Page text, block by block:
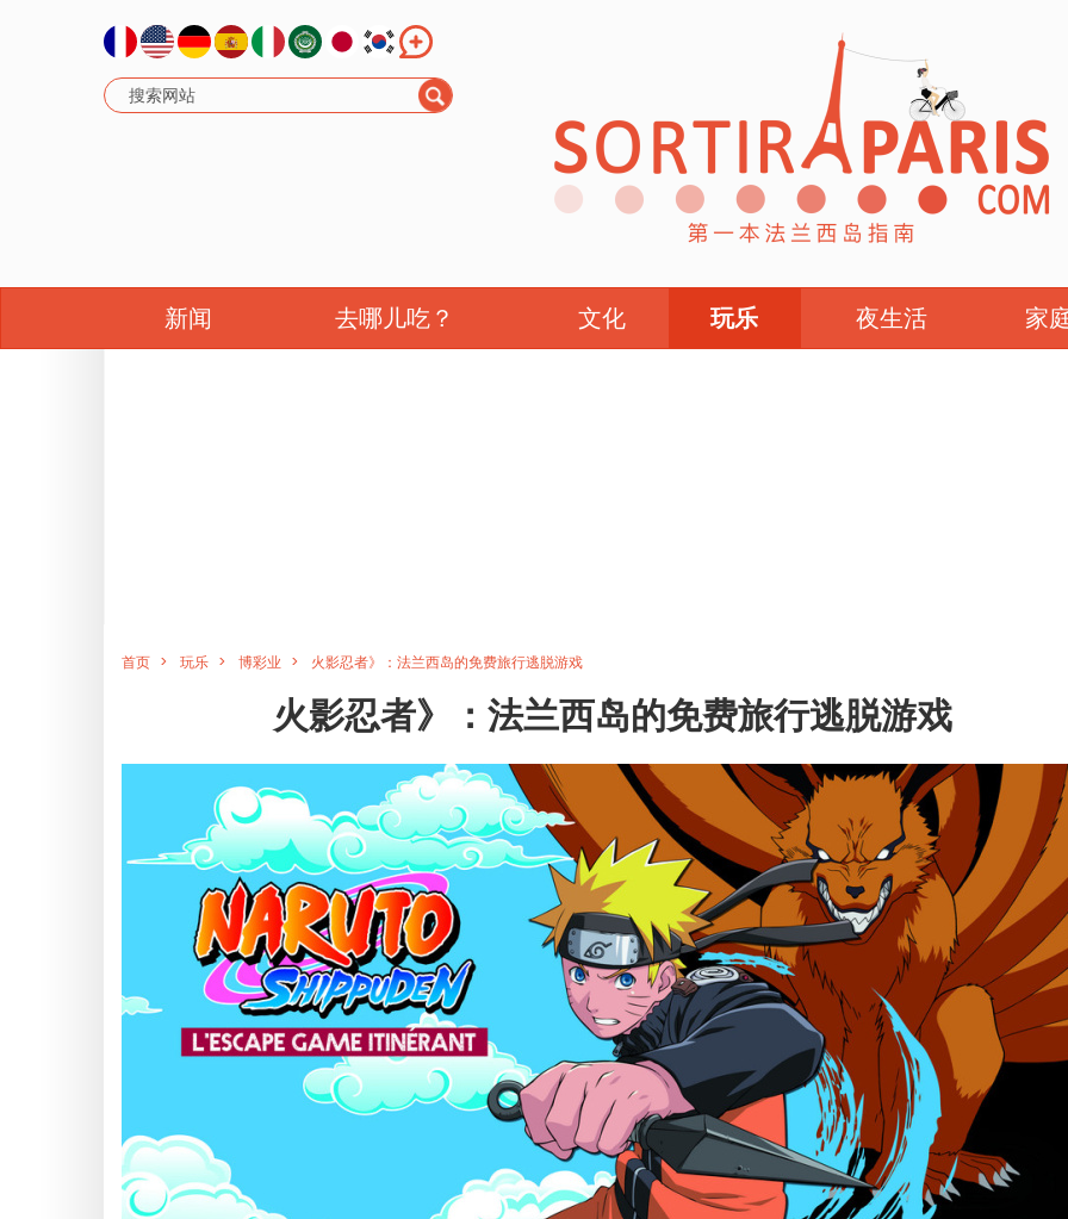
新闻 去哪儿吃？ 文化 玩乐 夜生活 家
首页 玩乐 博彩业 火影忍者》：法兰西岛的免费旅行逃脱游戏
火影忍者》：法兰西岛的免费旅行逃脱游戏